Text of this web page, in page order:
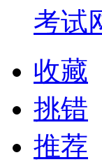
考试
收藏
挑错
推荐